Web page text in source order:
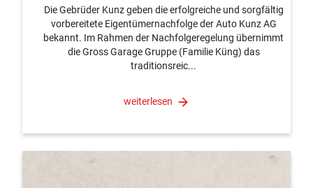
Die Gebrüder Kunz geben die erfolgreiche und sorgfältig
vorbereitete Eigentümernachfolge der Auto Kunz AG
bekannt. Im Rahmen der Nachfolgeregelung übernimmt
die Gross Garage Gruppe (Familie Küng) das
traditionsreic...
weiterlesen